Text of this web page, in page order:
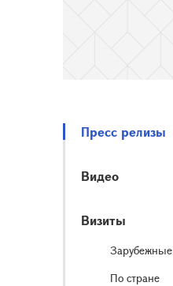
Пресс релизы
Видео
Визиты
Зарубежные
По стране